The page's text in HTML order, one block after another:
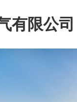
有限公司